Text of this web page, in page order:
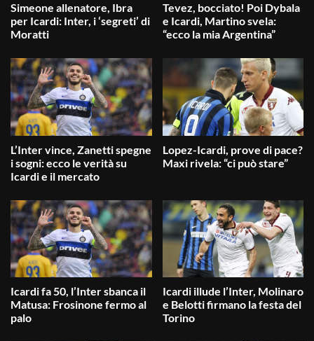
Simeone allenatore, Ibra
per Icardi: Inter, i ‘segreti’ di
Moratti
Tevez, bocciato! Poi Dybala
e Icardi, Martino svela:
“ecco la mia Argentina”
L’Inter vince, Zanetti spegne
i sogni: ecco le verità su
Icardi e il mercato
Lopez-Icardi, prove di pace?
Maxi rivela: “ci può stare”
Icardi fa 50, l’Inter sbanca il
Matusa: Frosinone fermo al
palo
Icardi illude l’Inter, Molinaro
e Belotti firmano la festa del
Torino